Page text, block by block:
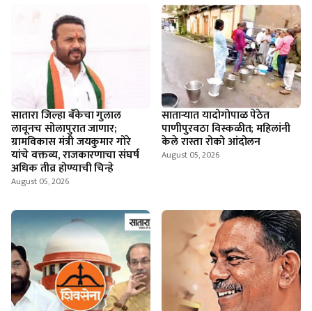
सातारा जिल्हा बँकेचा गुलाल
लावूनच सोलापुरात जाणार;
ग्रामविकास मंत्री जयकुमार गोरे
यांचे वक्तव्य, राजकारणाचा संघर्ष
अधिक तीव्र होण्याची चिन्हे
August 05, 2026
सातार्‍यात यादोगोपाळ पेठेत
पाणीपुरवठा विस्कळीत; महिलांनी
केले रास्ता रोको आंदोलन
August 05, 2026